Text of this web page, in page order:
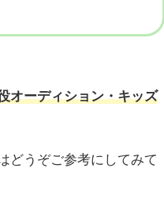
オーディション・キッズ
どうぞご参考にしてみて